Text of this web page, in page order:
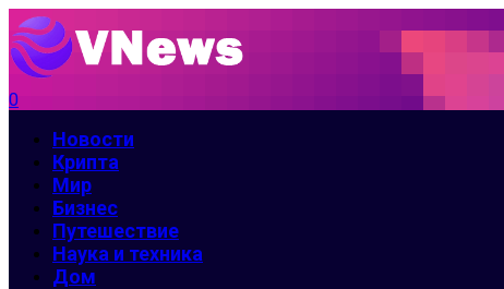
0
Новости
Крипта
Мир
Бизнес
Путешествие
Наука и техника
Дом